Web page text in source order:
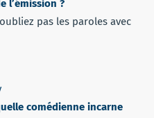
l’émission ?
pas les paroles avec
comédienne incarne